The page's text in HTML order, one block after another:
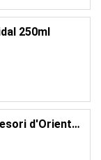
250ml
d'Oriente